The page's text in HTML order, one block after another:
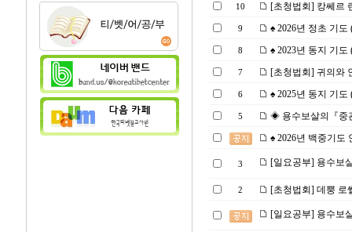
10 [초청법회] 캉쎄르
9 ♠ 2026년 정초 기도
8 ♠ 2023년 동지 기도
7 [초청법회] 귀의와
6 ♠ 2025년 동지 기도
5
◈ 용수보살의『중
♠ 2026년 백중기도
3 [일요공부] 용수보
2 [초청법회] 데뿡 로
[일요공부] 용수보